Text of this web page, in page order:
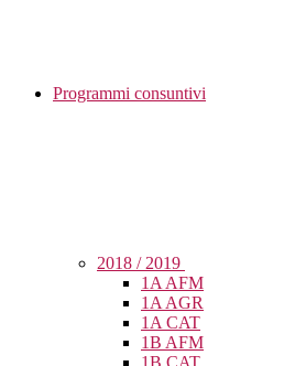
Programmi consuntivi
2018 / 2019
1A AFM
1A AGR
1A CAT
1B AFM